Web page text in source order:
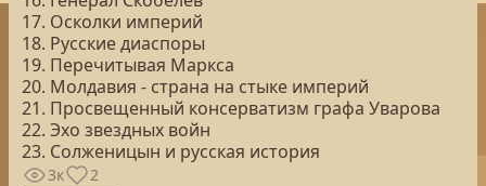
17. Осколки империй
18. Русские диаспоры
19. Перечитывая Маркса
20. Молдавия - страна на стыке империй
21. Просвещенный консерватизм графа Уварова
22. Эхо звездных войн
23. Солженицын и русская история
3к 2